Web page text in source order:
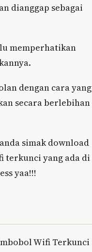
dianggap sebagai
memperhatikan
dengan cara yang
secara berlebihan
simak download
terkunci yang ada di
yaa!!!
Wifi Terkunci